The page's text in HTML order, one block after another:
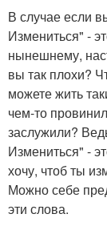
В случае если
Измениться" -
нынешнему,
вы так плохи?
можете жить
чем-то
заслужили?
Измениться" -
хочу, чтоб ты
Можно себе
эти слова.